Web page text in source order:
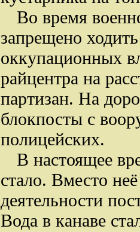
Во время
запрещено
оккупационных
райцентра на
партизан. На
блокпосты с
полицейских.
В настоящее
стало. Вместо
деятельности
Вода в канаве